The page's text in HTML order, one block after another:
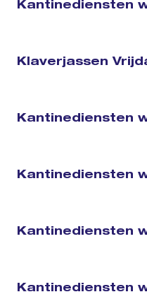
Kantinediensten
Klaverjassen
Kantinediensten
Kantinediensten
Kantinediensten
Kantinediensten